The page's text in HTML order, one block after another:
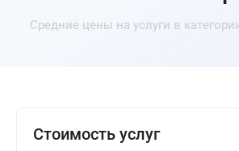
Средние цены на услуги в
Стоимость услуг